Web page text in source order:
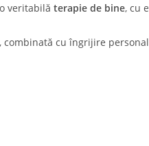
veritabilă terapie de bine, cu
cu îngrijire